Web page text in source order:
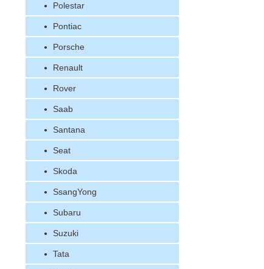
Polestar
Pontiac
Porsche
Renault
Rover
Saab
Santana
Seat
Skoda
SsangYong
Subaru
Suzuki
Tata